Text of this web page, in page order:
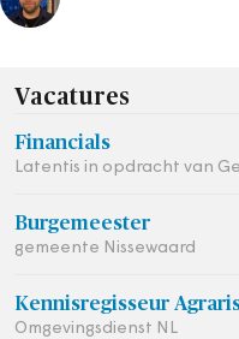
Vacatures
Financials
Latentis in opdracht van
Burgemeester
gemeente Nissewaard
Kennisregisseur
Omgevingsdienst NL